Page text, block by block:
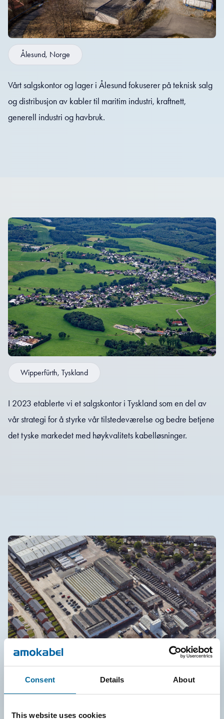
Consent Details About
This website uses cookies
Ålesund, Norge
Vårt salgskontor og lager i Ålesund fokuserer på teknisk salg
og distribusjon av kabler til maritim industri, kraftnett,
generell industri og havbruk.
Wipperfürth, Tyskland
I 2023 etablerte vi et salgskontor i Tyskland som en del av
vår strategi for å styrke vår tilstedeværelse og bedre betjene
det tyske markedet med høykvalitets kabelløsninger.